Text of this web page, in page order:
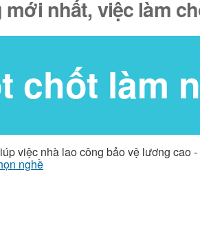
nhất, việc làm
chốt làm
việc nhà lao công bảo vệ lương cao
nghề